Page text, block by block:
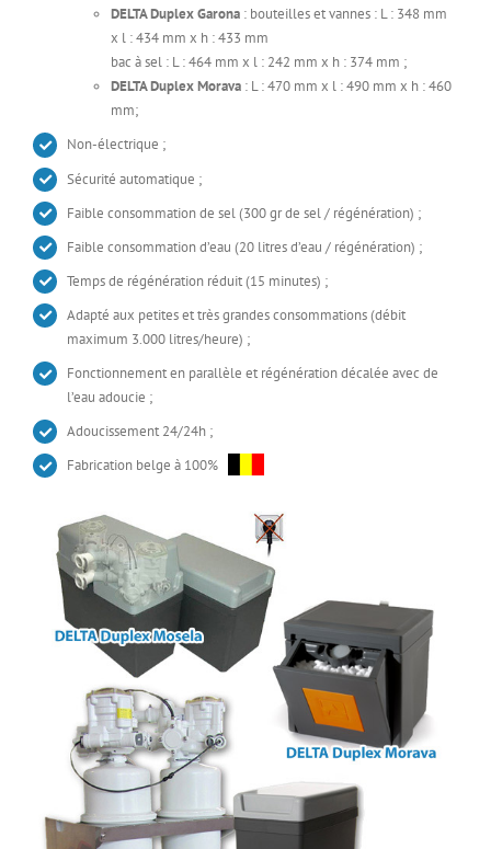
DELTA Duplex Garona : bouteilles et vannes : L : 348 mm
x l : 434 mm x h : 433 mm
bac à sel : L : 464 mm x l : 242 mm x h : 374 mm ;
DELTA Duplex Morava : L : 470 mm x l : 490 mm x h : 460
mm;
Non-électrique ;
Sécurité automatique ;
Faible consommation de sel (300 gr de sel / régénération) ;
Faible consommation d’eau (20 litres d’eau / régénération) ;
Temps de régénération réduit (15 minutes) ;
Adapté aux petites et très grandes consommations (débit
maximum 3.000 litres/heure) ;
Fonctionnement en parallèle et régénération décalée avec de
l’eau adoucie ;
Adoucissement 24/24h ;
Fabrication belge à 100%